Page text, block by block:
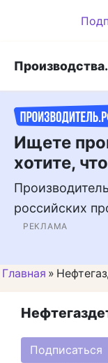
Ищете
хотите,
российских
РЕКЛАМА
Главная »
Подписаться